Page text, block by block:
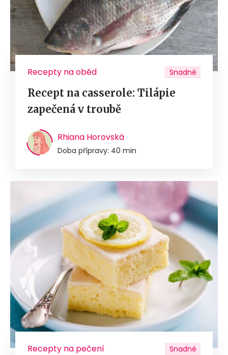
Recepty na oběd Snadné
Recept na casserole: Tilápie
zapečená v troubě
Rhiana Horovská
Doba přípravy: 40 min
Recepty na pečení Snadné